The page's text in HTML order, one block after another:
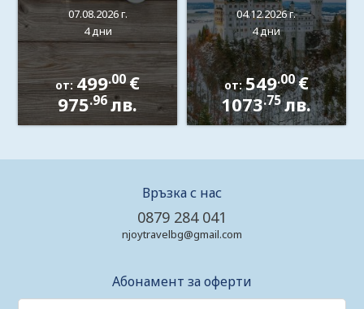
07.08.2026 г.
4 дни
от:499.00€
975.96лв.
04.12.2026 г.
4 дни
от:549.00€
1073.75лв.
Връзка с нас
0879 284 041
njoytravelbg@gmail.com
Абонамент за оферти